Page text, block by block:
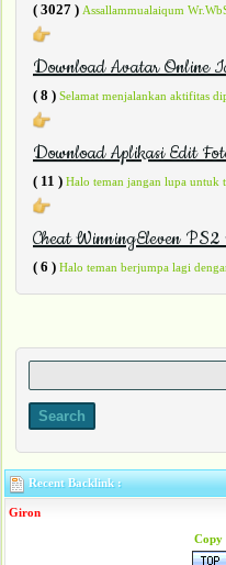
( 3027 ) Assallammualaiqum
Download Avatar Online
( 8 ) Selamat menjalankan aktifitas
Download Aplikasi Edit
( 11 ) Halo teman jangan lupa untuk
Cheat WinningEleven
( 6 ) Halo teman berjumpa lagi
Recent Backlink :
Giron
Copy